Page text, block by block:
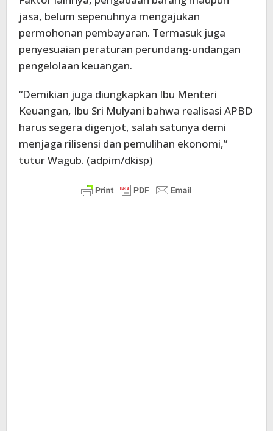
jasa, belum sepenuhnya mengajukan
permohonan pembayaran. Termasuk juga
penyesuaian peraturan perundang-undangan
pengelolaan keuangan.
“Demikian juga diungkapkan Ibu Menteri
Keuangan, Ibu Sri Mulyani bahwa realisasi APBD
harus segera digenjot, salah satunya demi
menjaga rilisensi dan pemulihan ekonomi,”
tutur Wagub. (adpim/dkisp)